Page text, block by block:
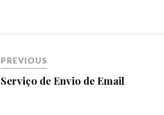
PREVIOUS
Serviço de Envio de Email